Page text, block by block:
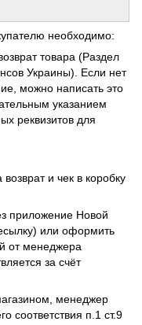
необходимо:
товара (Раздел
Украины). Если нет
можно написать это
указанием
реквизитов для
и чек в коробку
приложение Новой
или оформить
от менеджера
за счёт
менеджер
соответствия п.1 ст.9